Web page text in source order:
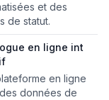
et des
de statut.
en ligne int
en ligne
données de